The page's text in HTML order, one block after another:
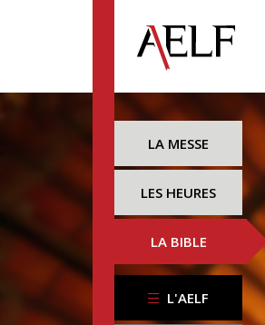
LA MESSE
LES HEURES
LA BIBLE
L'AELF